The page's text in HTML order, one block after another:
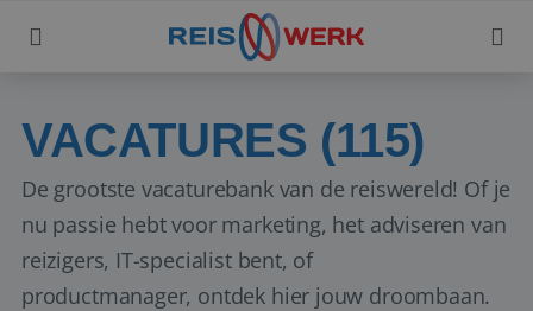
VACATURES (115)
De grootste vacaturebank van de reiswereld! Of je
nu passie hebt voor marketing, het adviseren van
reizigers, IT-specialist bent, of
productmanager, ontdek hier jouw droombaan.